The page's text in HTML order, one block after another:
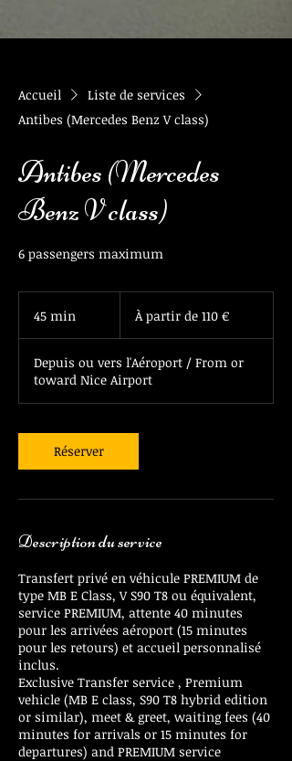
Accueil
Liste de services
Antibes (Mercedes Benz V class)
Antibes (Mercedes
Benz V class)
6 passengers maximum
45 min
i
n
partir
euros
À partir de 110 €
Depuis ou vers l'Aéroport / From or
toward Nice Airport
Réserver
Description du service
Transfert privé en véhicule PREMIUM de
type MB E Class, V S90 T8 ou équivalent,
service PREMIUM, attente 40 minutes
pour les arrivées aéroport (15 minutes
pour les retours) et accueil personnalisé
inclus.
Exclusive Transfer service , Premium
vehicle (MB E class, S90 T8 hybrid edition
or similar), meet & greet, waiting fees (40
minutes for arrivals or 15 minutes for
departures) and PREMIUM service